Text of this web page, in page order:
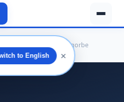
Segorbe
to English ✕